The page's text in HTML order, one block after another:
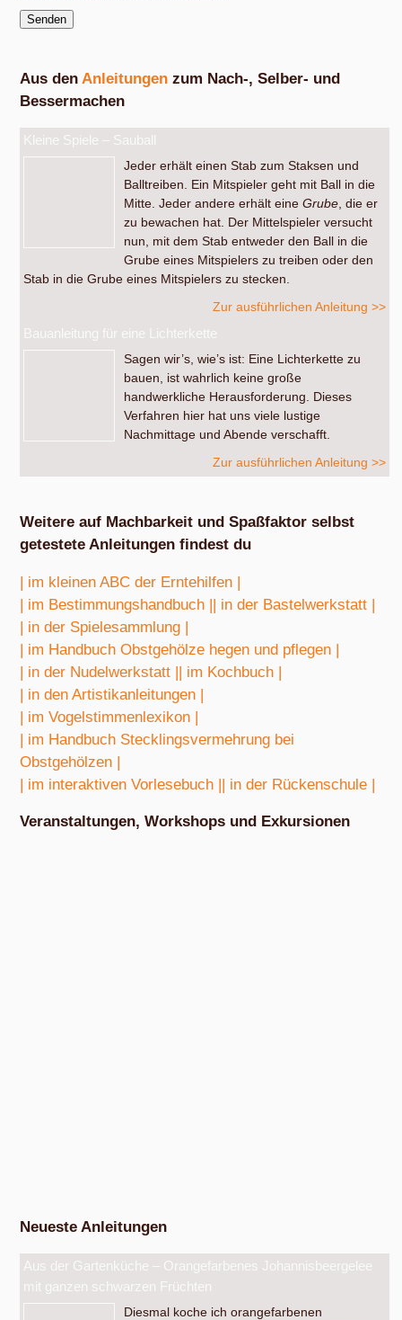
Aus denAnleitungen zum Nach-, Selber- und
Bessermachen
Kleine Spiele – Sauball
Jeder erhält einen Stab zum Staksen und
Balltreiben. Ein Mitspieler geht mit Ball in die
Mitte. Jeder andere erhält eineGrube , die er
zu bewachen hat. Der Mittelspieler versucht
nun, mit dem Stab entweder den Ball in die
Grube eines Mitspielers zu treiben oder den
Stab in die Grube eines Mitspielers zu stecken.
Zur ausführlichen Anleitung >>
Bauanleitung für eine Lichterkette
Sagen wir’s, wie’s ist: Eine Lichterkette zu
bauen, ist wahrlich keine große
handwerkliche Herausforderung. Dieses
Verfahren hier hat uns viele lustige
Nachmittage und Abende verschafft.
Zur ausführlichen Anleitung >>
Weitere auf Machbarkeit und Spaßfaktor selbst
getestete Anleitungen findest du
| im kleinen ABC der Erntehilfen |
| im Bestimmungshandbuch || in der Bastelwerkstatt |
| in der Spielesammlung |
| im Handbuch Obstgehölze hegen und pflegen |
| in der Nudelwerkstatt || im Kochbuch |
| in den Artistikanleitungen |
| im Vogelstimmenlexikon |
| im Handbuch Stecklingsvermehrung bei
Obstgehölzen |
| im interaktiven Vorlesebuch || in der Rückenschule |
Veranstaltungen, Workshops und Exkursionen
Neueste Anleitungen
Aus der Gartenküche – Orangefarbenes Johannisbeergelee
mit ganzen schwarzen Früchten
Diesmal koche ich orangefarbenen